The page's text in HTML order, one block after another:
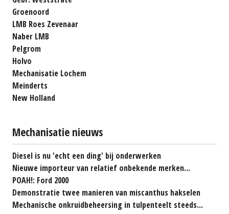
Groenoord
LMB Roes Zevenaar
Naber LMB
Pelgrom
Holvo
Mechanisatie Lochem
Meinderts
New Holland
Mechanisatie nieuws
Diesel is nu 'echt een ding' bij onderwerken
Nieuwe importeur van relatief onbekende merken...
POAH!: Ford 2000
Demonstratie twee manieren van miscanthus hakselen
Mechanische onkruidbeheersing in tulpenteelt steeds...